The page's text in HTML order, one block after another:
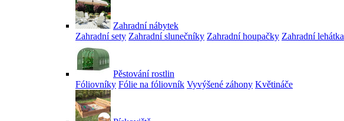
Zahradní nábytek
Zahradní sety Zahradní slunečníky Zahradní houpačky Zahradní lehátka
Pěstování rostlin
Fóliovníky Fólie na fóliovník Vyvýšené záhony Květináče